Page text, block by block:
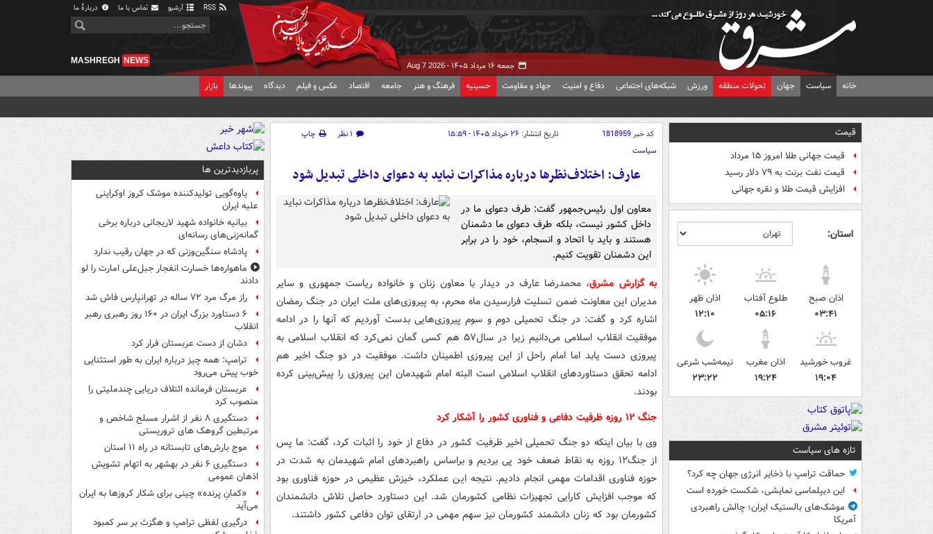
آرشیو تماس با ما دربارهٔ ما
جمعه ۱۶ مرداد ۱۴۰۵ - Aug 7 2026
MASHREGH NEWS
خانه سیاست جهان تحولات منطقه ورزش شبکه‌های اجتماعی دفاع و امنیت جهاد و مقاومت حسینیه فرهنگ و هنر جامعه اقتصاد عکس و فیلم دیدگاه پیوندها بازار
قیمت
قیمت جهانی طلا امروز ۱۵ مرداد
قیمت نفت برنت به ۷۹ دلار رسید
افزایش قیمت طلا و نقره جهانی
استان:
اذان صبح
۰۳:۴۱
طلوع آفتاب
۰۵:۱۶
اذان ظهر
۱۲:۱۰
غروب خورشید
۱۹:۰۴
اذان مغرب
۱۹:۲۴
نیمه‌شب شرعی
۲۳:۲۲
تازه های سیاست
حماقت ترامپ با ذخایر انرژی جهان چه کرد؟
این دیپلماسی نمایشی، شکست خورده است
موشک‌های بالستیک ایران؛ چالش راهبردی
آمریکا
کد خبر1818959 تاریخ انتشار: ۲۶ خرداد ۱۴۰۵ - ۱۵:۵۹ ۱ نظر
چاپ
سیاست
عارف: اختلاف‌نظرها درباره مذاکرات نباید به دعوای داخلی تبدیل شود
معاون اول رئیس‌جمهور گفت: طرف دعوای ما در
داخل کشور نیست، بلکه طرف دعوای ما دشمنان
هستند و باید با اتحاد و انسجام، خود را در برابر
این دشمنان تقویت کنیم.
به گزارش مشرق، محمدرضا عارف در دیدار با معاون زنان و خانواده ریاست جمهوری و سایر
مدیران این معاونت ضمن تسلیت فرارسیدن ماه محرم، به پیروزی‌های ملت ایران در جنگ رمضان
اشاره کرد و گفت: در جنگ تحمیلی دوم و سوم پیروزی‌هایی بدست آوردیم که آنها را در ادامه
موفقیت انقلاب اسلامی می‌دانیم زیرا در سال۵۷ هم کسی گمان نمی‌کرد که انقلاب اسلامی به
پیروزی دست یابد اما امام راحل از این پیروزی اطمینان داشت. موفقیت در دو جنگ اخیر هم
ادامه تحقق دستاوردهای انقلاب اسلامی است البته امام شهیدمان این پیروزی را پیش‌بینی کرده
بودند.
جنگ ۱۲ روزه ظرفیت دفاعی و فناوری کشور را آشکار کرد
وی با بیان اینکه دو جنگ تحمیلی اخیر ظرفیت کشور در دفاع از خود را اثبات کرد، گفت: ما پس
از جنگ۱۲ روزه به نقاط ضعف خود پی بردیم و براساس راهبردهای امام شهیدمان به شدت در
حوزه فناوری اقدامات مهمی انجام دادیم. نتیجه این عملکرد، خیزش عظیمی در حوزه فناوری بود
که موجب افزایش کارایی تجهیزات نظامی کشورمان شد. این دستاورد حاصل تلاش دانشمندان
کشورمان بود که زنان دانشمند کشورمان نیز سهم مهمی در ارتقای توان دفاعی کشور داشتند.
پربازدیدترین ها
یاوه‌گویی تولیدکننده موشک کروز اوکراینی
علیه ایران
بیانیه خانواده شهید لاریجانی درباره برخی
گمانه‌زنی‌های رسانه‌ای
پادشاه سنگین‌وزنی که در جهان رقیب ندارد
ماهواره‌ها خسارت انفجار جبل‌علی امارت را لو
دادند
راز مرگ مرد ۷۲ ساله در تهرانپارس فاش شد
۶ دستاورد بزرگ ایران در ۱۶۰ روز رهبری رهبر
انقلاب
دشان از دست عربستان فرار کرد
ترامپ: همه چیز درباره ایران به طور استثنایی
خوب پیش می‌رود
عربستان فرمانده ائتلاف دریایی چندملیتی را
منصوب کرد
دستگیری ۸ نفر از اشرار مسلح شاخص و
مرتبطین گروهک های تروریستی
موج بارش‌های تابستانه در راه ۱۱ استان
دستگیری ۶ نفر در بهشهر به اتهام تشویش
اذهان عمومی
«کمانِ پرنده» چینی برای شکار کروزها به ایران
می‌آید
درگیری لفظی ترامپ و هگزث بر سر کمبود